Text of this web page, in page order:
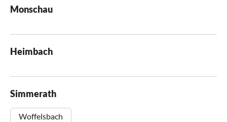
Monschau
Heimbach
Simmerath
Woffelsbach